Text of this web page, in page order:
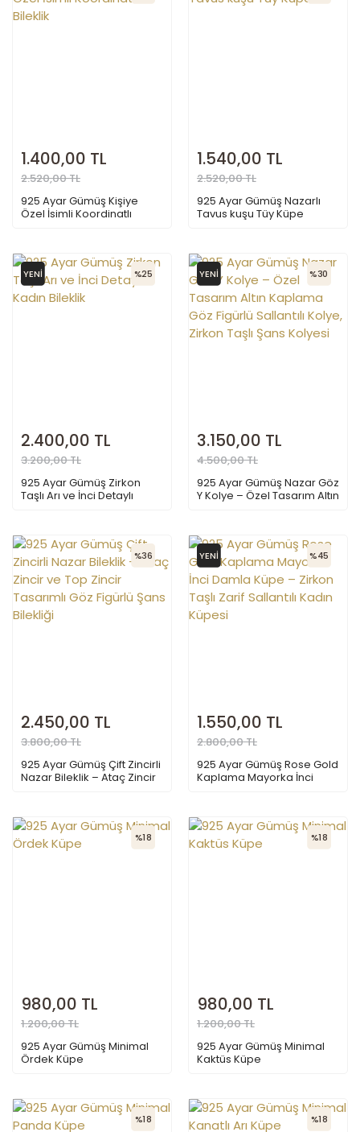
1.400,00 TL
2.520,00 TL
925 Ayar Gümüş Kişiye
Özel İsimli Koordinatlı
1.540,00 TL
2.520,00 TL
925 Ayar Gümüş Nazarlı
Tavus kuşu Tüy Küpe
YENİ %25
2.400,00 TL
3.200,00 TL
925 Ayar Gümüş Zirkon
Taşlı Arı ve İnci Detaylı
YENİ %30
3.150,00 TL
4.500,00 TL
925 Ayar Gümüş Nazar Göz
Y Kolye – Özel Tasarım Altın
Şans Kolyesi
%36
2.450,00 TL
3.800,00 TL
925 Ayar Gümüş Çift Zincirli
Nazar Bileklik – Ataç Zincir
YENİ %45
1.550,00 TL
2.800,00 TL
925 Ayar Gümüş Rose Gold
Kaplama Mayorka İnci
%18
980,00 TL
1.200,00 TL
925 Ayar Gümüş Minimal
Ördek Küpe
%18
980,00 TL
1.200,00 TL
925 Ayar Gümüş Minimal
Kaktüs Küpe
%18 %18